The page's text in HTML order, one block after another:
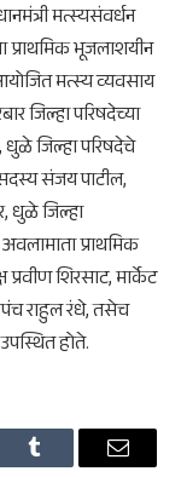
मत्स्यसंवर्धन
प्राथमिक भूजलाशयीन
मत्स्य व्यवसाय
जिल्हा परिषदेच्या
धुळे जिल्हा परिषदेचे
संजय पाटील,
धुळे जिल्हा
प्राथमिक
शिरसाट, मार्केट
राहुल रंधे, तसेच
होते.
Tumblr Email